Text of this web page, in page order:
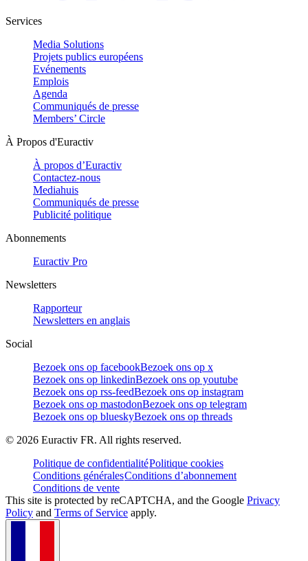
Services
Media Solutions
Projets publics européens
Evénements
Emplois
Agenda
Communiqués de presse
Members’ Circle
À Propos d'Euractiv
À propos d’Euractiv
Contactez-nous
Mediahuis
Communiqués de presse
Publicité politique
Abonnements
Euractiv Pro
Newsletters
Rapporteur
Newsletters en anglais
Social
Bezoek ons op facebookBezoek ons op x
Bezoek ons op linkedinBezoek ons op youtube
Bezoek ons op rss-feedBezoek ons op instagram
Bezoek ons op mastodonBezoek ons op telegram
Bezoek ons op blueskyBezoek ons op threads
© 2026 Euractiv FR. All rights reserved.
Politique de confidentialitéPolitique cookies
Conditions généralesConditions d’abonnement
Conditions de vente
This site is protected by reCAPTCHA, and the Google Privacy
Policy and Terms of Service apply.